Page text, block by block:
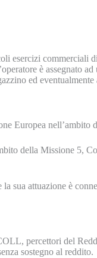
esercizi
è assegnato
ed eventualmente
Europea nell’ambito
della Missione 5,
sua attuazione è
percettori del
sostegno al reddito.